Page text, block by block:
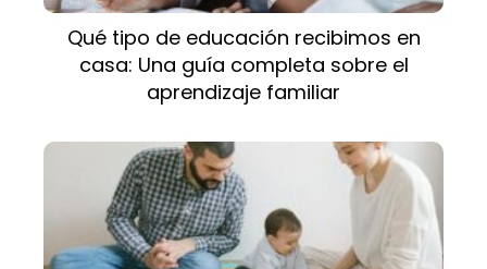
Qué tipo de educación recibimos en
casa: Una guía completa sobre el
aprendizaje familiar